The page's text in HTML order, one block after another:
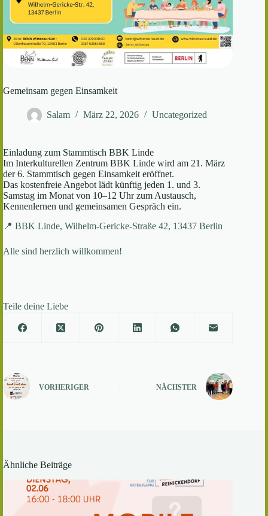
Gemeinsam gegen Einsamkeit
Salam März 22, 2026 Uncategorized
Einladung zum Stammtisch BBK Linde
Im Interkulturellen Zentrum BBK Linde wird am 21. März
der 6. Stammtisch gegen Einsamkeit eröffnet.
Das kostenfreie Angebot lädt künftig jeden 1. und 3.
Samstag im Monat von 10–12 Uhr zum Austausch,
Kennenlernen und gemeinsamen Gespräch ein.
📍 BBK Linde, Wilhelm-Gericke-Straße 42, 13437 Berlin
Alle sind herzlich willkommen!
Teile deine Liebe
VORHERIGER NÄCHSTER
Ähnliche Beiträge